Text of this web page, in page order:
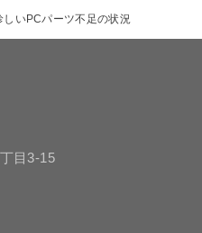
いPCパーツ不足の状況
目3-15